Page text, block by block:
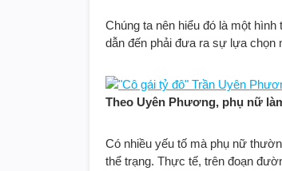
Chúng ta nên hiểu đó là một
dẫn đến phải đưa ra sự lựa chọn
Theo Uyên Phương, phụ nữ
Có nhiều yếu tố mà phụ nữ
thể trạng. Thực tế, trên đoạn